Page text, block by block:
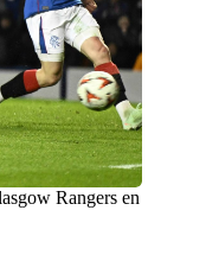
Rangers en